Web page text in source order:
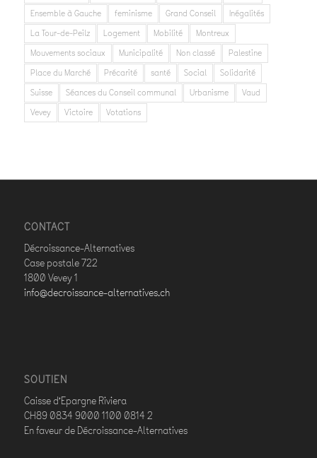
Ensemble à Gauche
feminisme Grand Conseil
Inégalités
La Tour-de-Peilz
Logement Mobilité
Montreux
Mouvements sociaux
Municipalité Non classé
Palestine
Place du Marché
Précarité santé Social
Solidarité
Suisse
Séances du Conseil communal Urbanisme
Vaud
Vevey
Victoire Votations
CONTACT
Décroissance-Alternatives
Case postale 722
1800 Vevey 1
info@decroissance-alternatives.ch
SOUTIEN
Caisse d’Epargne Riviera
CH89 0834 9000 1100 0814 2
En faveur de Décroissance-Alternatives